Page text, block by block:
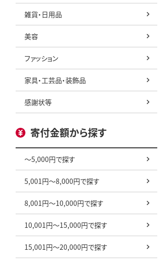
雑貨・日用品
美容
ファッション
家具・工芸品・装飾品
感謝状等
寄付金額から探す
～5,000円で探す
5,001円～8,000円で探す
8,001円～10,000円で探す
10,001円～15,000円で探す
15,001円～20,000円で探す